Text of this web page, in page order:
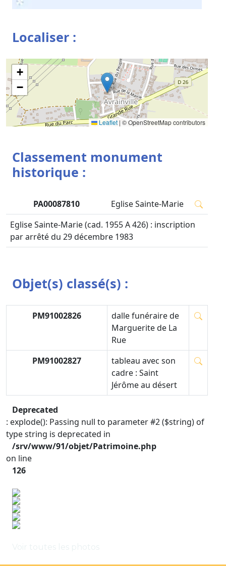
Localiser :
+
−
Leaflet | © OpenStreetMap contributors
Classement monument
historique :
PA00087810
Eglise Sainte-Marie
Eglise Sainte-Marie (cad. 1955 A 426) : inscription
par arrêté du 29 décembre 1983
Objet(s) classé(s) :
PM91002826
dalle funéraire de
Marguerite de La
Rue
PM91002827
tableau avec son
cadre : Saint
Jérôme au désert
Deprecated
: explode(): Passing null to parameter #2 ($string) of
type string is deprecated in
/srv/www/91/objet/Patrimoine.php
on line
126